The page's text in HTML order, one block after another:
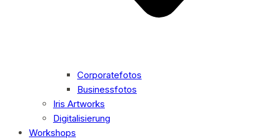
Corporatefotos
Businessfotos
Iris Artworks
Digitalisierung
Workshops